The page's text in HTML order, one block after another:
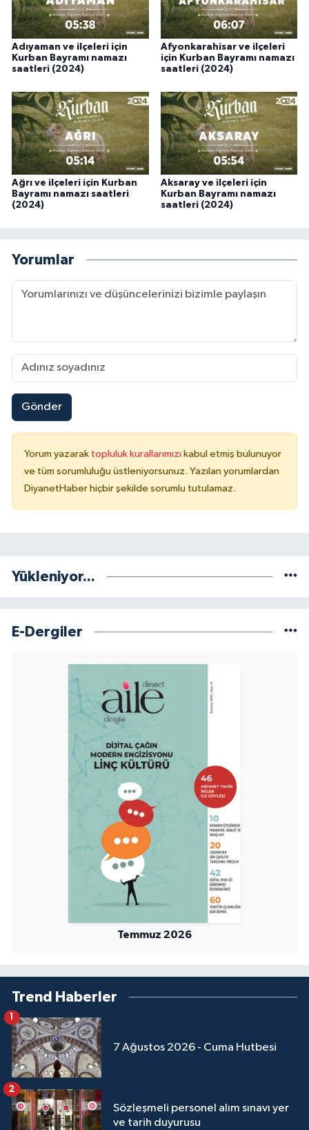
Adıyaman ve ilçeleri için
Kurban Bayramı namazı
saatleri (2024)
Afyonkarahisar ve ilçeleri
için Kurban Bayramı namazı
saatleri (2024)
Ağrı ve ilçeleri için Kurban
Bayramı namazı saatleri
(2024)
Aksaray ve ilçeleri için
Kurban Bayramı namazı
saatleri (2024)
Yorumlar
Gönder
Yorum yazarak topluluk kurallarımızı kabul etmiş bulunuyor
ve tüm sorumluluğu üstleniyorsunuz. Yazılan yorumlardan
DiyanetHaber hiçbir şekilde sorumlu tutulamaz.
Yükleniyor...
E-Dergiler
Temmuz 2026
Trend Haberler
7 Ağustos 2026 - Cuma Hutbesi
Sözleşmeli personel alım sınavı yer
ve tarih duyurusu
2
Karaman Müftülüğü
Kars Müftülüğü
Kastamonu Müftülüğü
Kayseri Müftülüğü
Kilis Müftülüğü
Kırıkkale Müftülüğü
Kırşehir Müftülüğü
Kocaeli Müftülüğü
Kütahya Müftülüğü
Malatya Müftülüğü
Mardin Müftülüğü
Mersin Müftülüğü
Muş Müftülüğü
Ordu Müftülüğü
Osmaniye Müftülüğü
Rize Müftülüğü
Sakarya Müftülüğü
Samsun Müftülüğü
Siirt Müftülüğü
Sinop Müftülüğü
Sivas Müftülüğü
Şırnak Müftülüğü
Tekirdağ Müftülüğü
Tokat Müftülüğü
Trabzon Müftülüğü